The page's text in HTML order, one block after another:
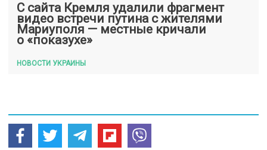
С сайта Кремля удалили фрагмент
видео встречи путина с жителями
Мариуполя — местные кричали
о «показухе»
НОВОСТИ УКРАИНЫ